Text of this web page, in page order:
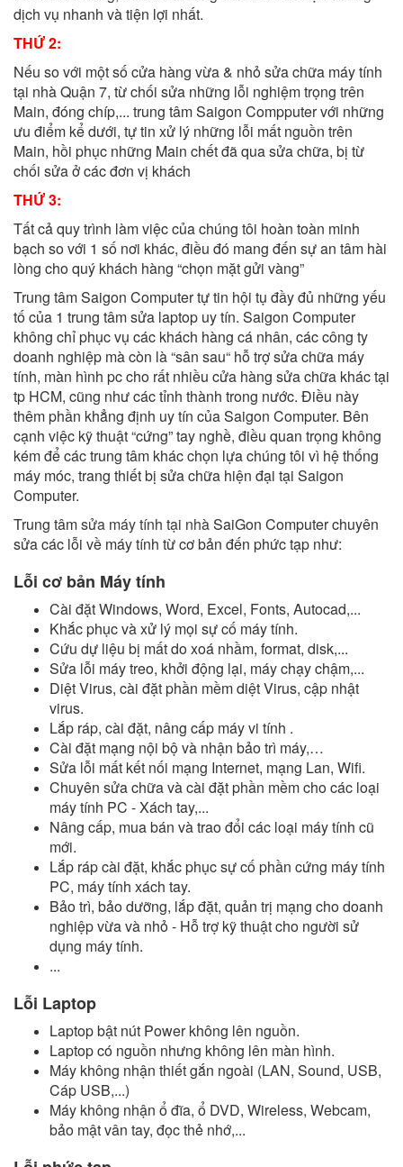
dịch vụ nhanh và tiện lợi nhất.
THỨ 2:
Nếu so với một số cửa hàng vừa & nhỏ sửa chữa máy tính
tại nhà Quận 7, từ chối sửa những lỗi nghiệm trọng trên
Main, đóng chíp,... trung tâm Saigon Compputer với những
ưu điểm kể dưới, tự tin xử lý những lỗi mất nguồn trên
Main, hồi phục những Main chết đã qua sửa chữa, bị từ
chối sửa ở các đơn vị khách
THỨ 3:
Tất cả quy trình làm việc của chúng tôi hoàn toàn minh
bạch so với 1 số nơi khác, điều đó mang đến sự an tâm hài
lòng cho quý khách hàng “chọn mặt gửi vàng”
Trung tâm Saigon Computer tự tin hội tụ đầy đủ những yếu
tố của 1 trung tâm sửa laptop uy tín. Saigon Computer
không chỉ phục vụ các khách hàng cá nhân, các công ty
doanh nghiệp mà còn là “sân sau“ hỗ trợ sửa chữa máy
tính, màn hình pc cho rất nhiều cửa hàng sửa chữa khác tại
tp HCM, cũng như các tỉnh thành trong nước. Điều này
thêm phần khẳng định uy tín của Saigon Computer. Bên
cạnh việc kỹ thuật “cứng” tay nghề, điều quan trọng không
kém để các trung tâm khác chọn lựa chúng tôi vì hệ thống
máy móc, trang thiết bị sửa chữa hiện đại tại Saigon
Computer.
Trung tâmsửa máy tính tại nhàSaiGon Computer chuyên
sửa các lỗi về máy tính từ cơ bản đến phức tạp như:
Lỗi cơ bản Máy tính
Cài đặt Windows, Word, Excel, Fonts, Autocad,...
Khắc phục và xử lý mọi sự cố máy tính.
Cứu dự liệu bị mất do xoá nhầm, format, disk,...
Sửa lỗi máy treo, khởi động lại, máy chạy chậm,...
Diệt Virus, cài đặt phần mềm diệt Virus, cập nhật
virus.
Lắp ráp, cài đặt, nâng cấp máy vi tính .
Cài đặt mạng nội bộ và nhận bảo trì máy,…
Sửa lỗi mất kết nối mạng Internet, mạng Lan, Wifi.
Chuyên sửa chữa và cài đặt phần mềm cho các loại
máy tính PC - Xách tay,...
Nâng cấp, mua bán và trao đổi các loại máy tính cũ
mới.
Lắp ráp cài đặt, khắc phục sự cố phần cứng máy tính
PC, máy tính xách tay.
Bảo trì, bảo dưỡng, lắp đặt, quản trị mạng cho doanh
nghiệp vừa và nhỏ - Hỗ trợ kỹ thuật cho người sử
dụng máy tính.
...
Lỗi Laptop
Laptop bật nút Power không lên nguồn.
Laptop có nguồn nhưng không lên màn hình.
Máy không nhận thiết gắn ngoài (LAN, Sound, USB,
Cáp USB,...)
Máy không nhận ổ đĩa, ổ DVD, Wireless, Webcam,
bảo mật vân tay, đọc thẻ nhớ,...